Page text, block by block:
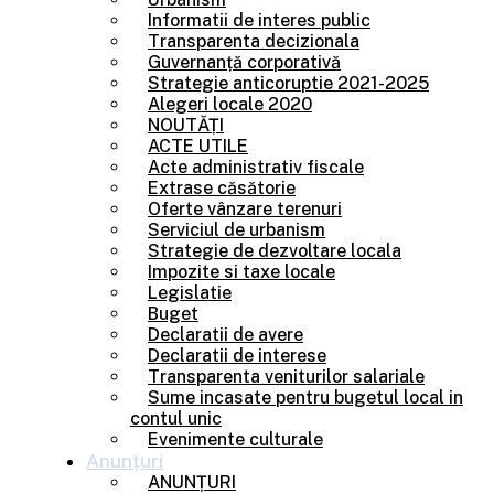
Informatii de interes public
Transparenta decizionala
Guvernanță corporativă
Strategie anticoruptie 2021-2025
Alegeri locale 2020
NOUTĂȚI
ACTE UTILE
Acte administrativ fiscale
Extrase căsătorie
Oferte vânzare terenuri
Serviciul de urbanism
Strategie de dezvoltare locala
Impozite si taxe locale
Legislatie
Buget
Declaratii de avere
Declaratii de interese
Transparenta veniturilor salariale
Sume incasate pentru bugetul local in
contul unic
Evenimente culturale
Anunțuri
ANUNȚURI